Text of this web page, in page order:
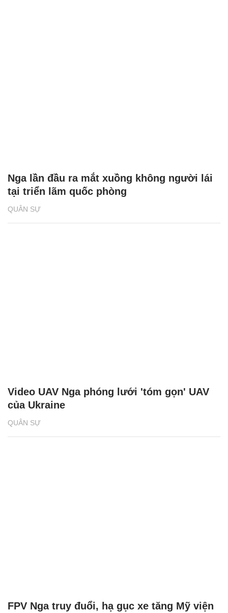
QUÂN SỰ
Nga lần đầu ra mắt xuồng không người lái
tại triển lãm quốc phòng
QUÂN SỰ
Video UAV Nga phóng lưới 'tóm gọn' UAV
của Ukraine
FPV Nga truy đuổi, hạ gục xe tăng Mỹ viện